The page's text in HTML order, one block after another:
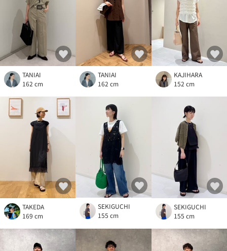
TANIAI
162 cm
TANIAI
162 cm
KAJIHARA
152 cm
TAKEDA
169 cm
SEKIGUCHI
155 cm
SEKIGUCHI
155 cm